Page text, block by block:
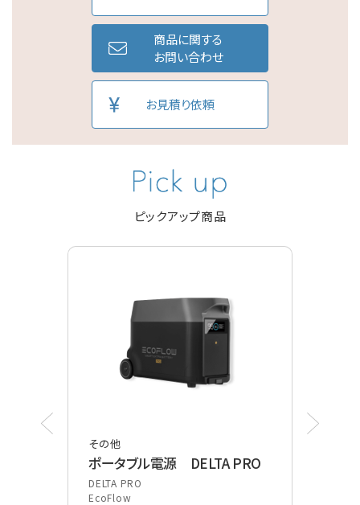
商品に関する
お問い合わせ
お見積り依頼
ピックアップ商品
その他
ポータブル電源 DELTA PRO
DELTA PRO
EcoFlow